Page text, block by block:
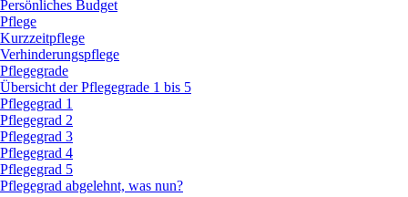
Persönliches Budget
Pflege
Kurzzeitpflege
Verhinderungspflege
Pflegegrade
Übersicht der Pflegegrade 1 bis 5
Pflegegrad 1
Pflegegrad 2
Pflegegrad 3
Pflegegrad 4
Pflegegrad 5
Pflegegrad abgelehnt, was nun?